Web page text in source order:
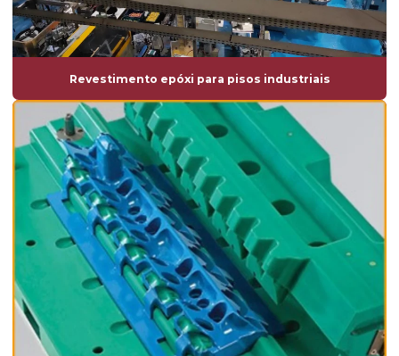
Revestimento epóxi para pisos industriais